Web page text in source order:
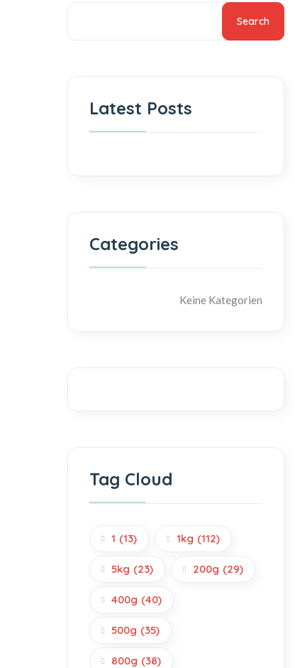
Search
Latest Posts
Categories
Keine Kategorien
Tag Cloud
1 (13) 1kg (112)
5kg (23) 200g (29)
400g (40)
500g (35)
800g (38)